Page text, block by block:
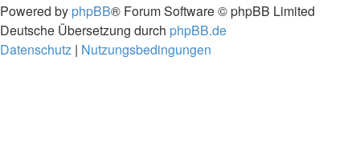
Powered by phpBB® Forum Software © phpBB Limited
Deutsche Übersetzung durch phpBB.de
Datenschutz | Nutzungsbedingungen